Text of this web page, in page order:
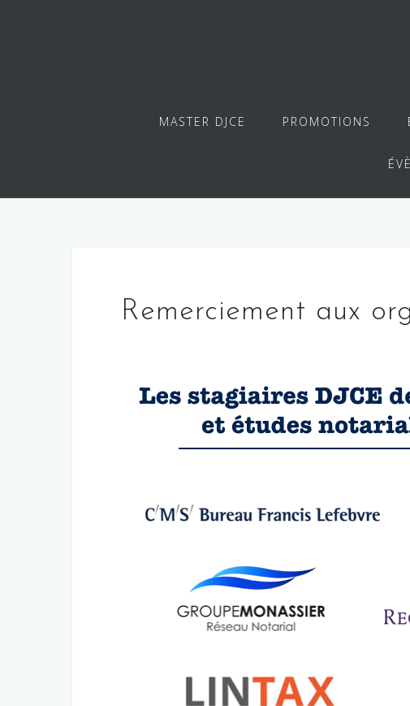
MASTER DJCE PROMOTIONS
Remerciement aux